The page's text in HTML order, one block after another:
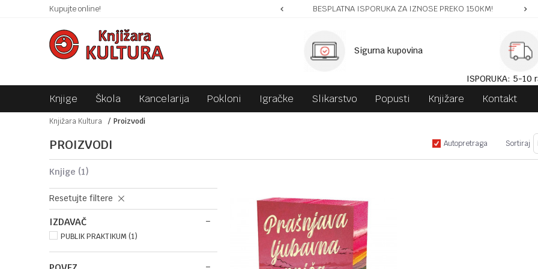
Kupujte online!SIGURNO PLAĆANJE PLATNIM KARTICAMA! BESPLATNA ISPORUKA ZA IZNOSE PREKO 150KM!
Sigurna kupovina
ISPORUKA: 5-10
Knjige Škola Kancelarija Pokloni Igračke Slikarstvo Popusti Knjižare Kontakt
Knjižara Kultura Proizvodi
PROIZVODI Autopretraga Sortiraj
knjige (1)
Resetujte filtere
IZDAVAČ
PUBLIK PRAKTIKUM (1)